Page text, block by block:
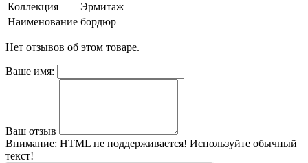
Коллекция
Эрмитаж
Наименование бордюр
Нет отзывов об этом товаре.
Ваше имя:
Ваш отзыв
Внимание: HTML не поддерживается! Используйте обычный
текст!